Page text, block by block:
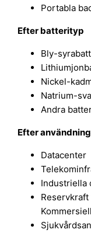
Portabla
Efter batterityp
Bly-
Nickel-
Natrium-
Andra
Efter
Datacenter
Industriella